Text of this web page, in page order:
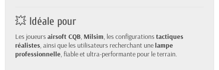
💥 Idéale pour
Les joueursairsoft CQB, Milsim, les configurationstactiques
réalistes, ainsi que les utilisateurs recherchant unelampe
professionnelle, fiable et ultra-performante pour le terrain.